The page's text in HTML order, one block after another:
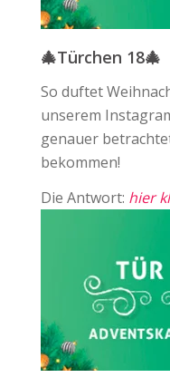
🎄Türchen 18🎄
So duftet
unserem
genauer
bekommen!
Die Antwort: hier